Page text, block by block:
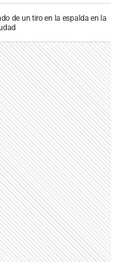
de un tiro en la espalda en la